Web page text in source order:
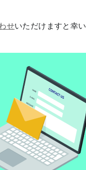
せいただけますと幸い